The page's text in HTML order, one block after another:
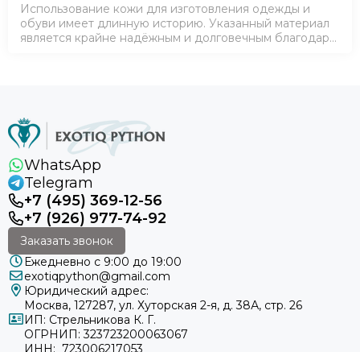
Использование кожи для изготовления одежды и
обуви имеет длинную историю. Указанный материал
является крайне надёжным и долговечным благодаря
WhatsApp
Telegram
+7 (495) 369-12-56
+7 (926) 977-74-92
Заказать звонок
Ежедневно с 9:00 до 19:00
exotiqpython@gmail.com
Юридический адрес:
Москва, 127287, ул. Хуторская 2-я, д. 38А, стр. 26
ИП: Стрельникова К. Г.
ОГРНИП: 323723200063067
ИНН: 723006217053